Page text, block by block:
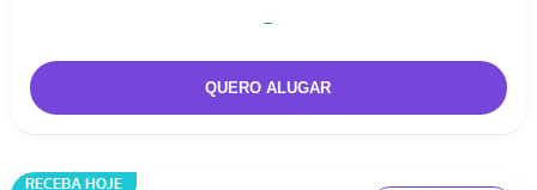
-
RECEBA HOJE